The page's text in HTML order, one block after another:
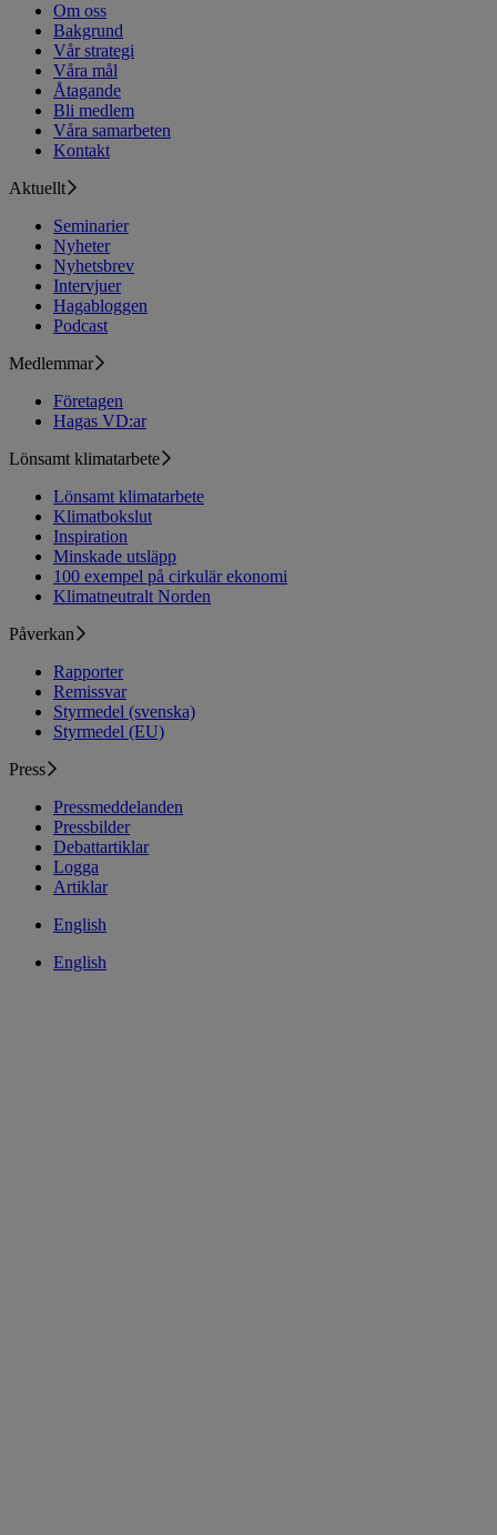
Om oss
Bakgrund
Vår strategi
Våra mål
Åtagande
Bli medlem
Våra samarbeten
Kontakt
Aktuellt
Seminarier
Nyheter
Nyhetsbrev
Intervjuer
Hagabloggen
Podcast
Medlemmar
Företagen
Hagas VD:ar
Lönsamt klimatarbete
Lönsamt klimatarbete
Klimatbokslut
Inspiration
Minskade utsläpp
100 exempel på cirkulär ekonomi
Klimatneutralt Norden
Påverkan
Rapporter
Remissvar
Styrmedel (svenska)
Styrmedel (EU)
Press
Pressmeddelanden
Pressbilder
Debattartiklar
Logga
Artiklar
English
English